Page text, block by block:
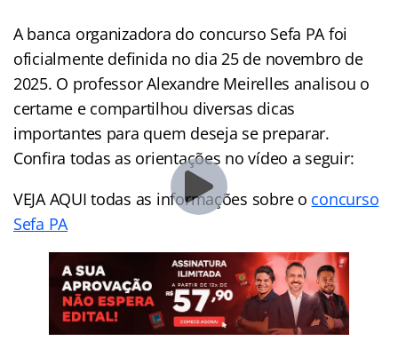
A banca organizadora do concurso Sefa PA foi
oficialmente definida no dia 25 de novembro de
2025. O professor Alexandre Meirelles analisou o
certame e compartilhou diversas dicas
importantes para quem deseja se preparar.
Confira todas as orientações no vídeo a seguir:
VEJA AQUI todas as informações sobre o concurso
Sefa PA